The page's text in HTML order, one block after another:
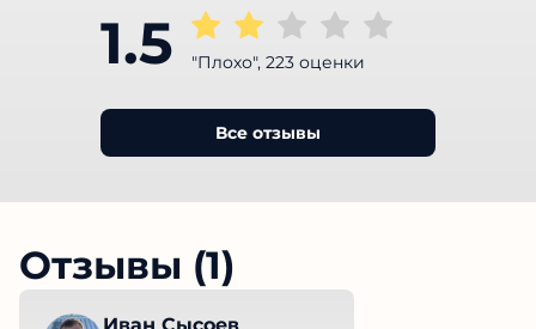
1.5 "Плохо", 223 оценки
Все отзывы
Отзывы (1)